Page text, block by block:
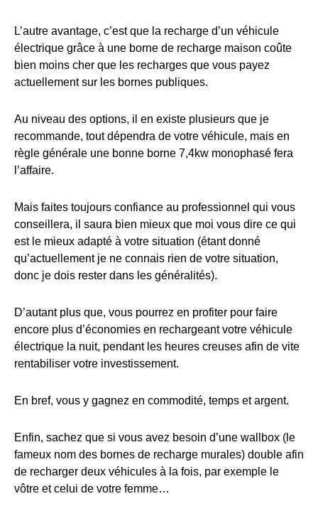
L’autre avantage, c’est que la recharge d’un véhicule
électrique grâce à une borne de recharge maison coûte
bien moins cher que les recharges que vous payez
actuellement sur les bornes publiques.
Au niveau des options, il en existe plusieurs que je
recommande, tout dépendra de votre véhicule, mais en
règle générale une bonne borne 7,4kw monophasé fera
l’affaire.
Mais faites toujours confiance au professionnel qui vous
conseillera, il saura bien mieux que moi vous dire ce qui
est le mieux adapté à votre situation (étant donné
qu’actuellement je ne connais rien de votre situation,
donc je dois rester dans les généralités).
D’autant plus que, vous pourrez en profiter pour faire
encore plus d’économies en rechargeant votre véhicule
électrique la nuit, pendant les heures creuses afin de vite
rentabiliser votre investissement.
En bref, vous y gagnez en commodité, temps et argent.
Enfin, sachez que si vous avez besoin d’une wallbox (le
fameux nom des bornes de recharge murales) double afin
de recharger deux véhicules à la fois, par exemple le
vôtre et celui de votre femme…